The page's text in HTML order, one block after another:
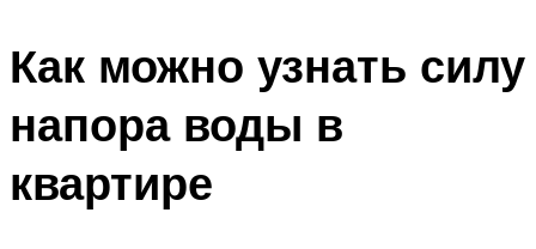
Как можно узнать силу
напора воды в
квартире